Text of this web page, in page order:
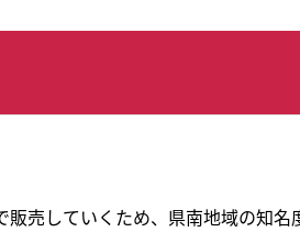
売していくため、県南地域の知名